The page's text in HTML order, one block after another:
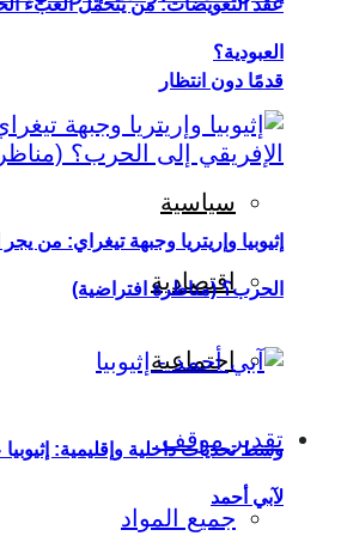
قدمًا دون انتظار
سياسية
اقتصادية
اجتماعية
تقدير موقف
جميع المواد
عقد التعويضات: من يتحمل العبء
العبودية؟
إثيوبيا وإريتريا وجبهة تيغراي: من
الحرب؟ (مناظرة افتراضية)
وسط تحديات داخلية وإقليمية:
لآبي أحمد